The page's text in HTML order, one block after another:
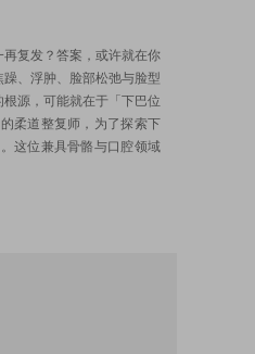
复发？答案，或许就在你
、浮肿、脸部松弛与脸型
源，可能就在于「下巴位
柔道整复师，为了探索下
这位兼具骨骼与口腔领域